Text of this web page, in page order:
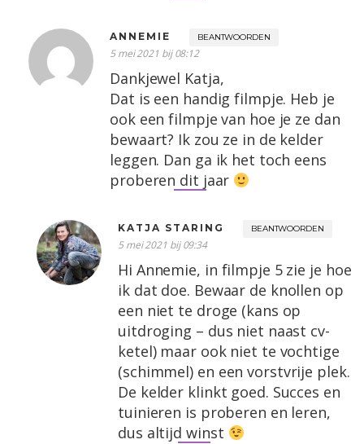
ANNEMIE BEANTWOORDEN
5 mei 2021 bij 08:12
Dankjewel Katja,
Dat is een handig filmpje. Heb je
ook een filmpje van hoe je ze dan
bewaart? Ik zou ze in de kelder
leggen. Dan ga ik het toch eens
proberen dit jaar
KATJA STARING BEANTWOORDEN
5 mei 2021 bij 09:34
Hi Annemie, in filmpje 5 zie je hoe
ik dat doe. Bewaar de knollen op
een niet te droge (kans op
uitdroging – dus niet naast cv-
ketel) maar ook niet te vochtige
(schimmel) en een vorstvrije plek.
De kelder klinkt goed. Succes en
tuinieren is proberen en leren,
dus altijd winst